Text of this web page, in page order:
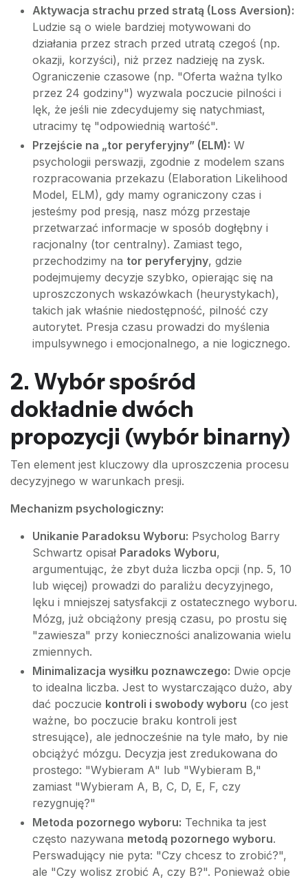
Aktywacja strachu przed stratą (Loss Aversion):
Ludzie są o wiele bardziej motywowani do
działania przez strach przed utratą czegoś (np.
okazji, korzyści), niż przez nadzieję na zysk.
Ograniczenie czasowe (np. "Oferta ważna tylko
przez 24 godziny") wyzwala poczucie pilności i
lęk, że jeśli nie zdecydujemy się natychmiast,
utracimy tę "odpowiednią wartość".
Przejście na „tor peryferyjny” (ELM): W
psychologii perswazji, zgodnie z modelem szans
rozpracowania przekazu (Elaboration Likelihood
Model, ELM), gdy mamy ograniczony czas i
jesteśmy pod presją, nasz mózg przestaje
przetwarzać informacje w sposób dogłębny i
racjonalny (tor centralny). Zamiast tego,
przechodzimy na tor peryferyjny, gdzie
podejmujemy decyzje szybko, opierając się na
uproszczonych wskazówkach (heurystykach),
takich jak właśnie niedostępność, pilność czy
autorytet. Presja czasu prowadzi do myślenia
impulsywnego i emocjonalnego, a nie logicznego.
2. Wybór spośród
dokładnie dwóch
propozycji (wybór binarny)
Ten element jest kluczowy dla uproszczenia procesu
decyzyjnego w warunkach presji.
Mechanizm psychologiczny:
Unikanie Paradoksu Wyboru: Psycholog Barry
Schwartz opisał Paradoks Wyboru,
argumentując, że zbyt duża liczba opcji (np. 5, 10
lub więcej) prowadzi do paraliżu decyzyjnego,
lęku i mniejszej satysfakcji z ostatecznego wyboru.
Mózg, już obciążony presją czasu, po prostu się
"zawiesza" przy konieczności analizowania wielu
zmiennych.
Minimalizacja wysiłku poznawczego: Dwie opcje
to idealna liczba. Jest to wystarczająco dużo, aby
dać poczucie kontroli i swobody wyboru (co jest
ważne, bo poczucie braku kontroli jest
stresujące), ale jednocześnie na tyle mało, by nie
obciążyć mózgu. Decyzja jest zredukowana do
prostego: "Wybieram A" lub "Wybieram B,"
zamiast "Wybieram A, B, C, D, E, F, czy
rezygnuję?"
Metoda pozornego wyboru: Technika ta jest
często nazywana metodą pozornego wyboru.
Perswadujący nie pyta: "Czy chcesz to zrobić?",
ale "Czy wolisz zrobić A, czy B?". Ponieważ obie